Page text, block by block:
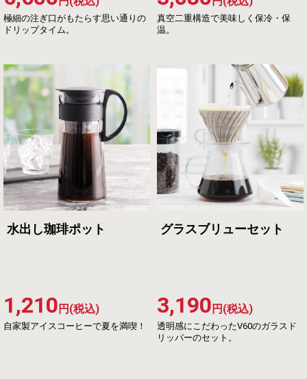
極細の注ぎ口がもたらす思い通りの
ドリップタイム。
真空二重構造で美味しく保冷・保
温。
水出し珈琲ポット
自家製アイスコーヒーで夏を満喫！
1,210 円(税込)
グラスブリューセット
透明感にこだわったV60のガラスド
リッパーのセット。
3,190 円(税込)